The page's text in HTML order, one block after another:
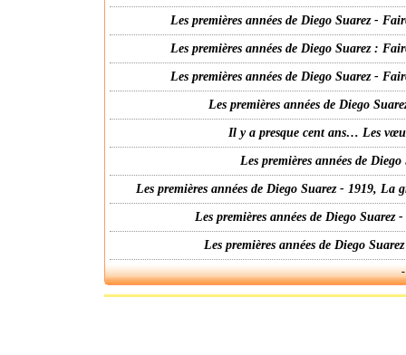
Les premières années de Diego Suarez -
Les premières années de Diego Suarez :
Les premières années de Diego Suarez -
Les premières années de Diego
Il y a presque cent ans… Les
Les premières années de
Les premières années de Diego Suarez - 1919,
Les premières années de Diego
Les premières années de Diego